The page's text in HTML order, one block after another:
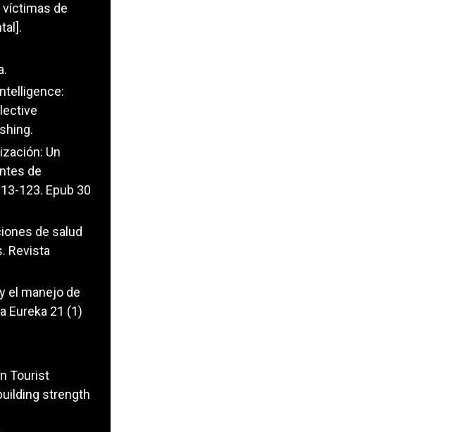
víctimas de
Un
de
123. Epub 30
de salud
Revista
el manejo de
Eureka 21 (1)
Tourist
strength